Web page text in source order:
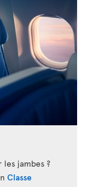
les jambes ?
Classe